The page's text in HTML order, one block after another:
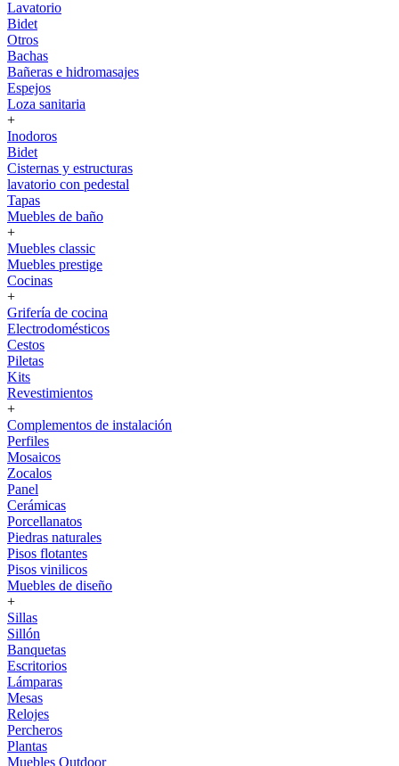
Lavatorio
Bidet
Otros
Bachas
Bañeras e hidromasajes
Espejos
Loza sanitaria
+
Inodoros
Bidet
Cisternas y estructuras
lavatorio con pedestal
Tapas
Muebles de baño
+
Muebles classic
Muebles prestige
Cocinas
+
Grifería de cocina
Electrodomésticos
Cestos
Piletas
Kits
Revestimientos
+
Complementos de instalación
Perfiles
Mosaicos
Zocalos
Panel
Cerámicas
Porcellanatos
Piedras naturales
Pisos flotantes
Pisos vinilicos
Muebles de diseño
+
Sillas
Sillón
Banquetas
Escritorios
Lámparas
Mesas
Relojes
Percheros
Plantas
Muebles Outdoor